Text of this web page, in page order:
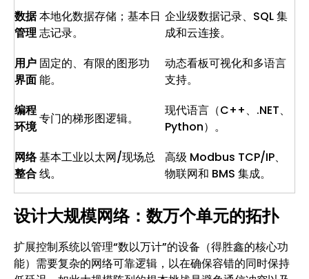
数据
管理
本地化数据存储；基本日
志记录。
企业级数据记录、SQL 集
成和云连接。
用户
界面
固定的、有限的图形功
能。
动态看板可视化和多语言
支持。
编程
环境
专门的梯形图逻辑。
现代语言（C++、.NET、
Python）。
网络
整合
基本工业以太网/现场总
线。
高级 Modbus TCP/IP、
物联网和 BMS 集成。
设计大规模网络：数万个单元的拓扑
扩展控制系统以管理“数以万计”的设备（得胜鑫的核心功
能）需要复杂的网络可靠逻辑，以在确保容错的同时保持